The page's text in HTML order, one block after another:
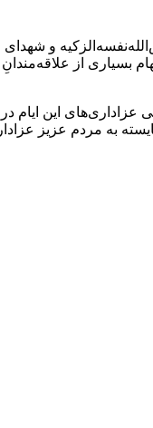
و شهدای
از علاقه‌مندانِ
عزاداری‌های این ایام
به مردم عزیز